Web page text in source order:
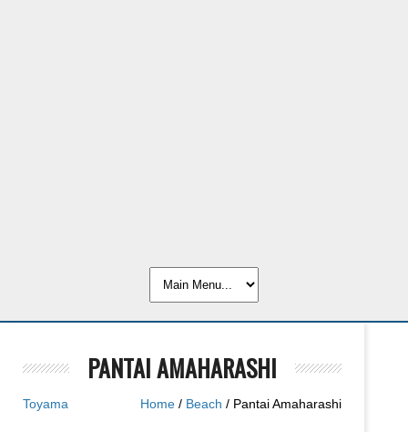
PANTAI AMAHARASHI
Toyama Home / Beach / Pantai Amaharashi